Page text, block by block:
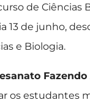
de Ciências
13 de junho,
e Biologia.
Fazendo
os estudantes